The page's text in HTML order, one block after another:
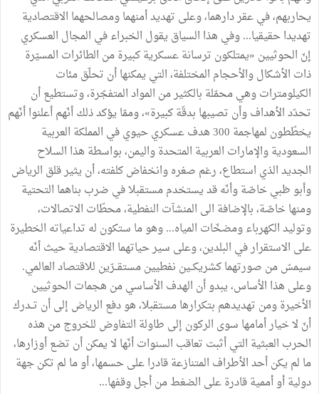
يحاربهم، في عقر دارهما، وعلى تهديد أمنهما ومصالحهما الاقتصادية
تهديدا حقيقيا... وفي هذا السياق يقول الخبراء في المجال العسكري
إنّ الحوثيين «يمتلكون ترسانة عسكرية كبيرة من الطائرات المسيّرة
ذات الأشكال والأحجام المختلفة، التي يمكنها أن تحلّق مئات
الكيلومترات وهي محمّلة بالكثير من المواد المتفجّرة، وتستطيع أن
تحدّد الأهداف وأن تصيبها بدقّة كبيرة»، وممّا يؤكد ذلك أنّهم أعلنوا أنّهم
يخطّطون لمهاجمة 300 هدف عسكري حيوي في المملكة العربية
السعودية والإمارات العربية المتحدة واليمن، بواسطة هذا السلاح
الجديد الذي استطاع، رغم صغره وانخفاض كلفته، أن يثير قلق الرياض
وأبو ظبي خاصّة وأنّه قد يستخدم مستقبلا في ضرب بناهما التحتية
ومنها خاصّة، بالإضافة الى المنشآت النفطية، محطّات الاتصالات،
وتوليد الكهرباء ومضخّات المياه... وهو ما ستكون له تداعياته الخطيرة
على الاستقرار في البلدين، وعلى سير حياتهما الاقتصادية حيث أنّه
سيمسّ من صورتهما كشريكــين نفطيين مستقــرّين للاقتصاد العالمي.
وعلى هذا الأساس، يبدو أن الهدف الأساسي من هجمات الحوثيين
الأخيرة ومن تهديدهم بتكرارها مستقبلا، هو دفع الرياض إلى أن تــدرك
أنّ لا خيار أمامها سوى الركون إلى طاولة التفاوض للخروج من هذه
الحرب العبثية التي أثبت تعاقب السنوات أنّها لا يمكن أن تضع أوزارها،
ما لم يكن أحد الأطراف المتنازعة قادرا على حسمها، أو ما لم تكن جهة
دولية أو أممية قادرة على الضغط من أجل وقفها...